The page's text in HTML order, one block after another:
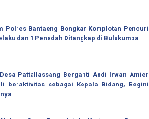
Polres Bantaeng Bongkar Komplotan Pencuri
dan 1 Penadah Ditangkap di Bulukumba
Pattallassang Berganti Andi Irwan Amier
beraktivitas sebagai Kepala Bidang, Begini